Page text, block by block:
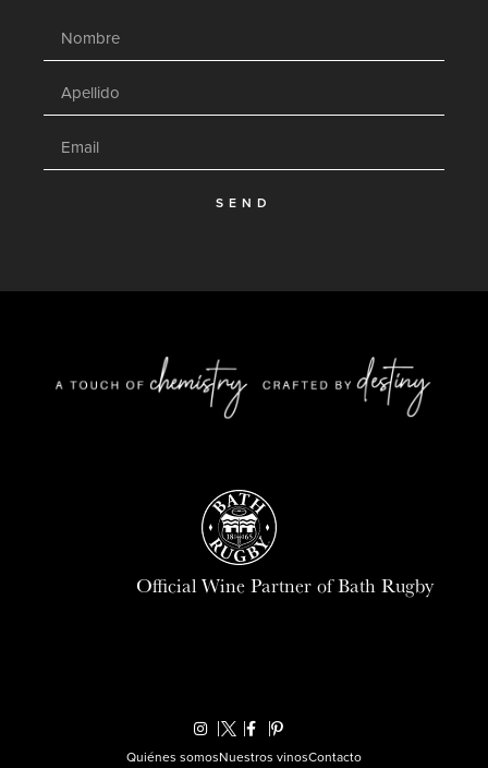
SEND
Official Wine Partner of Bath Rugby
Quiénes somosNuestros vinosContacto